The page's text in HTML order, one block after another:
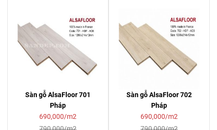
Sàn gỗ AlsaFloor 701
Pháp
690,000/m2
Sàn gỗ AlsaFloor 702
Pháp
690,000/m2